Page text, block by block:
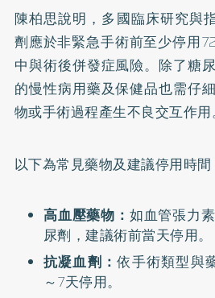
陳柏思說明，多國臨床研究與
劑應於非緊急手術前至少停用
中與術後併發症風險。除了糖
的慢性病用藥及保健品也需仔
物或手術過程產生不良交互作用
以下為常見藥物及建議停用時間
高血壓藥物： 如血管張力
尿劑，建議術前當天停用。
抗凝血劑：依手術類型與
～7天停用。